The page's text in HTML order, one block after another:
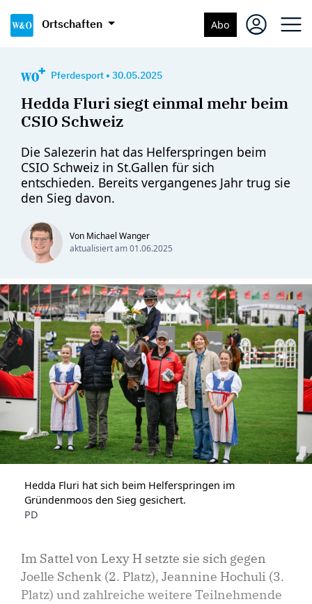
Ortschaften Abo
Pferdesport • 30.05.2025
Hedda Fluri siegt einmal mehr beim
CSIO Schweiz
Die Salezerin hat das Helferspringen beim
CSIO Schweiz in St.Gallen für sich
entschieden. Bereits vergangenes Jahr trug sie
den Sieg davon.
Von Michael Wanger
aktualisiert am01.06.2025
Hedda Fluri hat sich beim Helferspringen im
Gründenmoos den Sieg gesichert.
PD
Im Sattel von Lexy H setzte sie sich gegen
Joelle Schenk (2. Platz), Jeannine Hochuli (3.
Platz) und zahlreiche weitere Teilnehmende